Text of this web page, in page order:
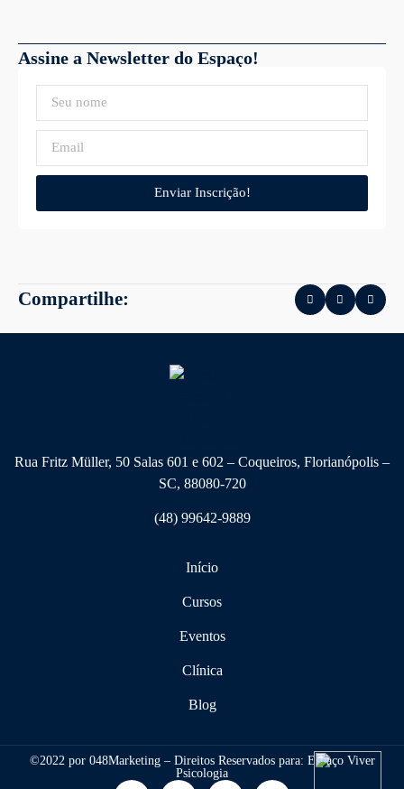
Assine a Newsletter do Espaço!
Enviar Inscrição!
Compartilhe:
Rua Fritz Müller, 50 Salas 601 e 602 – Coqueiros, Florianópolis –
SC, 88080-720
(48) 99642-9889
Início
Cursos
Eventos
Clínica
Blog
©2022 por 048Marketing – Direitos Reservados para: Espaço Viver
Psicologia